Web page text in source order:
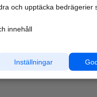
och upptäcka bedrägerier
innehåll
Inställningar